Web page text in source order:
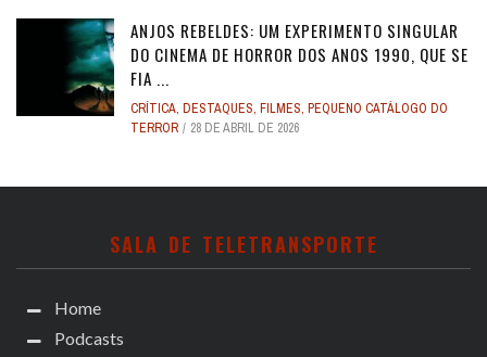
ANJOS REBELDES: UM EXPERIMENTO SINGULAR
DO CINEMA DE HORROR DOS ANOS 1990, QUE SE
FIA ...
CRÍTICA, DESTAQUES, FILMES, PEQUENO CATÁLOGO DO
TERROR
28 DE ABRIL DE 2026
SALA DE TELETRANSPORTE
Home
Podcasts